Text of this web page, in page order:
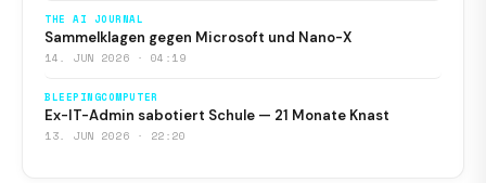
THE AI JOURNAL
Sammelklagen gegen Microsoft und Nano-X
14. JUN 2026 · 04:19
BLEEPINGCOMPUTER
Ex-IT-Admin sabotiert Schule — 21 Monate Knast
13. JUN 2026 · 22:20